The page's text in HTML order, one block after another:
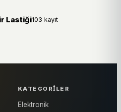
Lastiği103 kayıt
KATEGORILER
Elektronik